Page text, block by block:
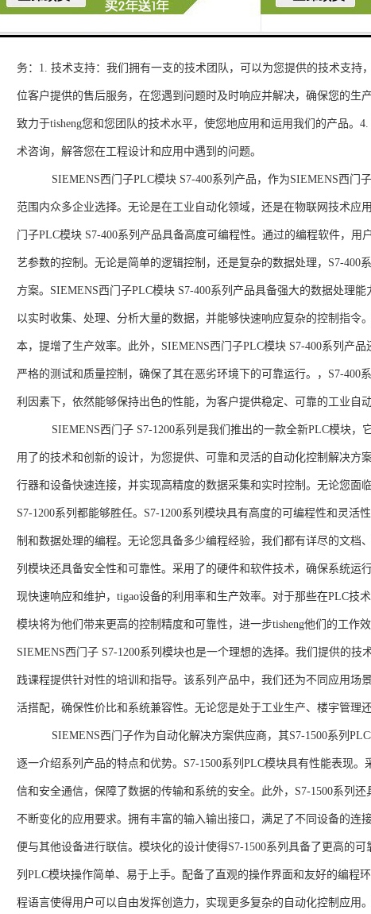
5. 可靠的通讯接口：S7-300系列产品配备丰富的通讯接口，可与其他工
购买SIEMENS西门子PLC模块S7-300系列产品，不仅获得了可靠的工
务：1. 技术支持：我们拥有一支的技术团队，可以为您提供的技术支
位客户提供的售后服务，在您遇到问题时及时响应并解决，确保您的生
致力于tisheng您和您团队的技术水平，使您地应用和运用我们的产品。
术咨询，解答您在工程设计和应用中遇到的问题。
SIEMENS西门子PLC模块 S7-400系列产品，作为SIEMENS西门子
范围内众多企业选择。无论是在工业自动化领域，还是在物联网技术应
门子PLC模块 S7-400系列产品具备高度可编程性。通过的编程软件，
艺参数的控制。无论是简单的逻辑控制，还是复杂的数据处理，S7-
方案。SIEMENS西门子PLC模块 S7-400系列产品具备强大的数据处理
以实时收集、处理、分析大量的数据，并能够快速响应复杂的控制指令
本，提增了生产效率。此外，SIEMENS西门子PLC模块 S7-400系列产
严格的测试和质量控制，确保了其在恶劣环境下的可靠运行。，S7-
利因素下，依然能够保持出色的性能，为客户提供稳定、可靠的工业自动
SIEMENS西门子 S7-1200系列是我们推出的一款全新PLC模块，
用了的技术和创新的设计，为您提供、可靠和灵活的自动化控制解决
行器和设备快速连接，并实现高精度的数据采集和实时控制。无论您面
S7-1200系列都能够胜任。S7-1200系列模块具有高度的可编程性和灵
制和数据处理的编程。无论您具备多少编程经验，我们都有详尽的文档
列模块还具备安全性和可靠性。采用了的硬件和软件技术，确保系统运
现快速响应和维护，tigao设备的利用率和生产效率。对于那些在PLC技
模块将为他们带来更高的控制精度和可靠性，进一步tisheng他们的工作
SIEMENS西门子 S7-1200系列模块也是一个理想的选择。我们提供的
践课程提供针对性的培训和指导。该系列产品中，我们还为不同应用场
活搭配，确保性价比和系统兼容性。无论您是处于工业生产、楼宇管理
SIEMENS西门子作为自动化解决方案供应商，其S7-1500系列PLC
逐一介绍系列产品的特点和优势。S7-1500系列PLC模块具有性能表现
信和安全通信，保障了数据的传输和系统的安全。此外，S7-1500系列
不断变化的应用要求。拥有丰富的输入输出接口，满足了不同设备的连
便与其他设备进行联信。模块化的设计使得S7-1500系列具备了更高的
列PLC模块操作简单、易于上手。配备了直观的操作界面和友好的编程
程语言使得用户可以自由发挥创造力，实现更多复杂的自动化控制应用